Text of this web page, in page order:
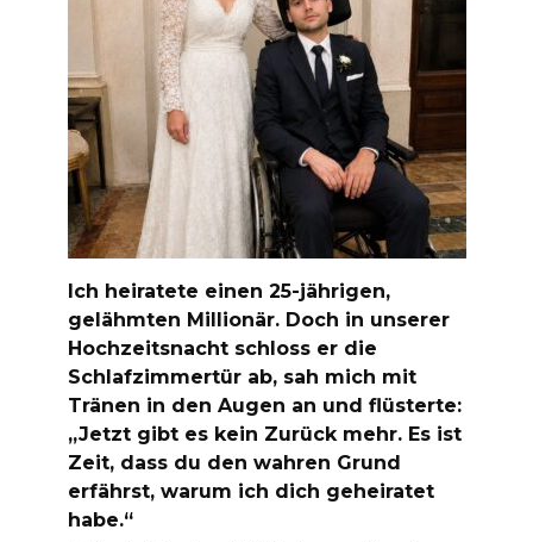
Ich heiratete einen 25-jährigen,
gelähmten Millionär. Doch in unserer
Hochzeitsnacht schloss er die
Schlafzimmertür ab, sah mich mit
Tränen in den Augen an und flüsterte:
„Jetzt gibt es kein Zurück mehr. Es ist
Zeit, dass du den wahren Grund
erfährst, warum ich dich geheiratet
habe.“